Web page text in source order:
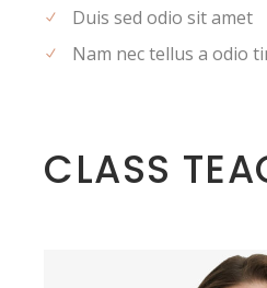
Duis sed odio sit amet
Nam nec tellus a odio
CLASS